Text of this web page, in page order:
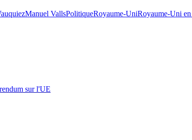
Manuel VallsPolitiqueRoyaume-UniRoyaume-Uni
sur l'UE